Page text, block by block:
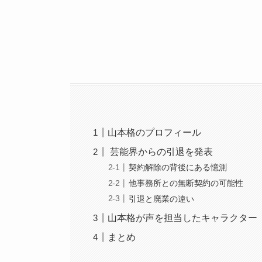
山本格のプロフィール
芸能界からの引退を発表
契約解除の背後にある憶測
他事務所との無断契約の可能性
引退と廃業の違い
山本格が声を担当したキャラクター
まとめ